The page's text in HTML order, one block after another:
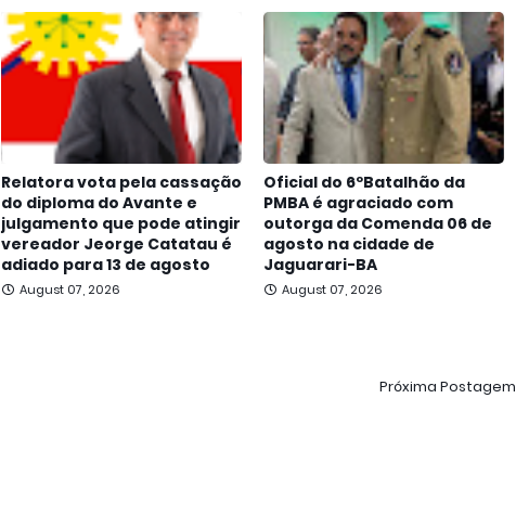
Relatora vota pela cassação
do diploma do Avante e
julgamento que pode atingir
vereador Jeorge Catatau é
adiado para 13 de agosto
August 07, 2026
Oficial do 6ºBatalhão da
PMBA é agraciado com
outorga da Comenda 06 de
agosto na cidade de
Jaguarari-BA
August 07, 2026
Próxima Postagem